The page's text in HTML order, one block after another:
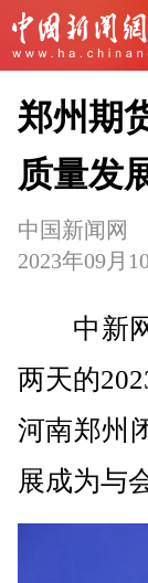
郑州期
质量发
中国新闻网
2023年09月
中新网
两天的
河南郑州
展成为与